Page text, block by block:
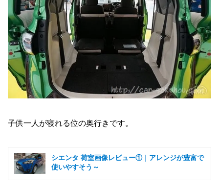
子供一人が寝れる位の奥行きです。
シエンタ 荷室画像レビュー①｜アレンジが豊富で
使いやすそう～